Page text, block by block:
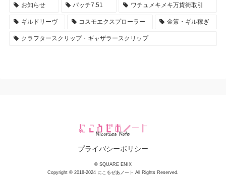
お知らせ パッチ7.51 ワチュメキメキ万貨街取引
ギルドリーヴ コスモエクスプローラー 金策・ギル稼ぎ
クラフタースクリップ・ギャザラースクリップ
プライバシーポリシー
© SQUARE ENIX
Copyright © 2018-2024 にこるぜあノート All Rights Reserved.